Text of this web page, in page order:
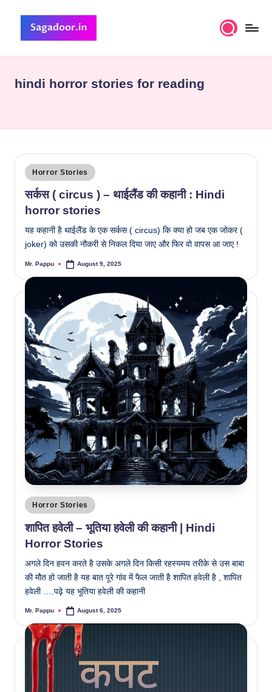
content
g
d
o
o
r
Collection
hindi horror stories for reading
Posted
in
Horror Stories
सर्कस ( circus ) – थाईलैंड की कहानी : Hindi
horror stories
यह कहानी है थाईलैंड के एक सर्कस ( circus) कि क्या हो जब एक जोकर (
joker) को उसकी नौकरी से निकल दिया जाए और फिर वो वापस आ जाए !
Posted
Mr. Pappu August 9, 2025
Posted
in
Horror Stories
शापित हवेली – भूतिया हवेली की कहानी | Hindi
Horror Stories
अगले दिन हवन करते है उसके अगले दिन किसी रहस्यमय तरीके से उस बाबा
की मौत हो जाती है यह बात पूरे गांव में फैल जाती है शापित हवेली है , शापित
हवेली ….पढ़े यह भूतिया हवेली की कहानी
Posted
Mr. Pappu August 6, 2025